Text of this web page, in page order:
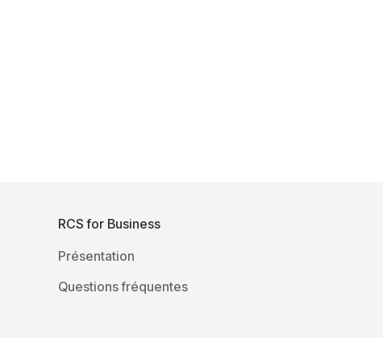
RCS for Business
Présentation
Questions fréquentes